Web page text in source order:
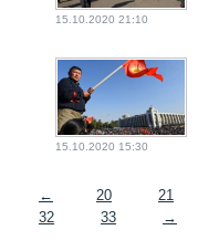
15.10.2020 21:10
15.10.2020 15:30
← 20 21
32
33 →